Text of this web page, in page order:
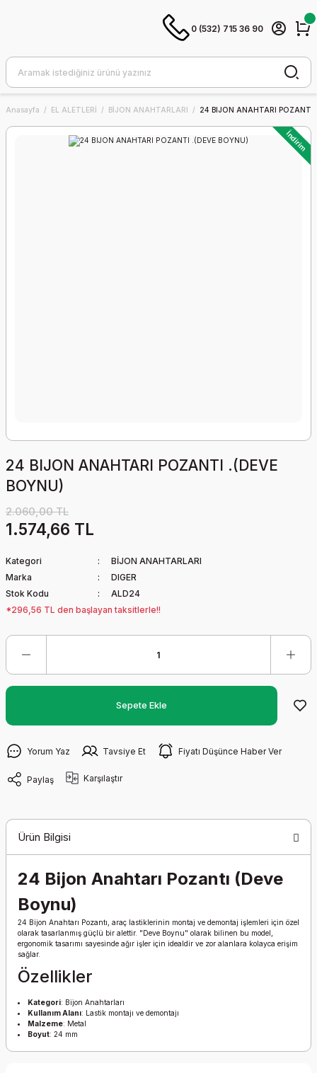
0 (532) 715 36 90
Anasayfa EL ALETLERİ BİJON ANAHTARLARI 24 BIJON ANAHTARI POZANTI
İndirim
24 BIJON ANAHTARI POZANTI .(DEVE
BOYNU)
2.060,00 TL
1.574,66 TL
Kategori
BİJON ANAHTARLARI
Marka
DIGER
Stok Kodu
ALD24
*296,56 TL den başlayan taksitlerle!!
Sepete Ekle
Yorum Yaz Tavsiye Et Fiyatı Düşünce Haber Ver
Paylaş Karşılaştır
Ürün Bilgisi
24 Bijon Anahtarı Pozantı (Deve
Boynu)
24 Bijon Anahtarı Pozantı, araç lastiklerinin montaj ve demontaj işlemleri için özel
olarak tasarlanmış güçlü bir alettir. "Deve Boynu" olarak bilinen bu model,
ergonomik tasarımı sayesinde ağır işler için idealdir ve zor alanlara kolayca erişim
sağlar.
Özellikler
Kategori: Bijon Anahtarları
Kullanım Alanı: Lastik montajı ve demontajı
Malzeme: Metal
Boyut: 24 mm